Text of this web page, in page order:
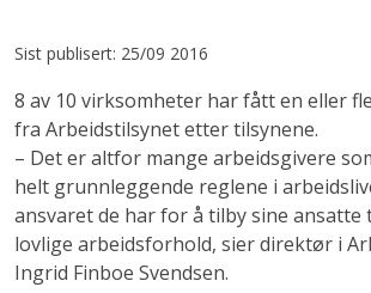
Sist publisert: 25/09 2016
8 av 10 virksomheter har fått en eller
fra Arbeidstilsynet etter tilsynene.
– Det er altfor mange arbeidsgivere
helt grunnleggende reglene i
ansvaret de har for å tilby sine ansatte
lovlige arbeidsforhold, sier direktør i
Ingrid Finboe Svendsen.